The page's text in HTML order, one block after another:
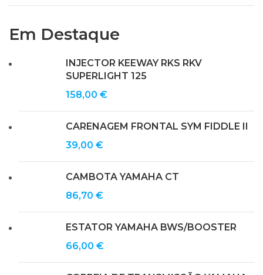
Em Destaque
INJECTOR KEEWAY RKS RKV
SUPERLIGHT 125
158,00 €
CARENAGEM FRONTAL SYM FIDDLE II
39,00 €
CAMBOTA YAMAHA CT
86,70 €
ESTATOR YAMAHA BWS/BOOSTER
66,00 €